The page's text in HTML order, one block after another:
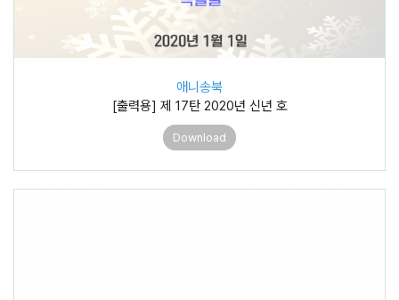
애니송북
[출력용] 제 17탄 2020년 신년 호
Download